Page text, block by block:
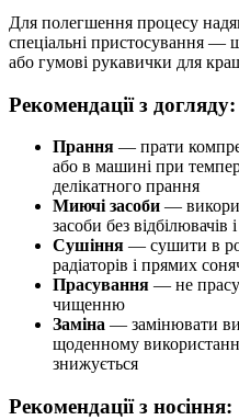
Для полегшення процесу
спеціальні пристосування —
або гумові рукавички для
Рекомендації з догляду:
Прання — прати
або в машині при
делікатного прання
Миючі засоби —
засоби без відбілювачів
Сушіння — сушити в
радіаторів і прямих
Прасування — не
чищенню
Заміна — замінювати
щоденному
знижується
Рекомендації з носіння: